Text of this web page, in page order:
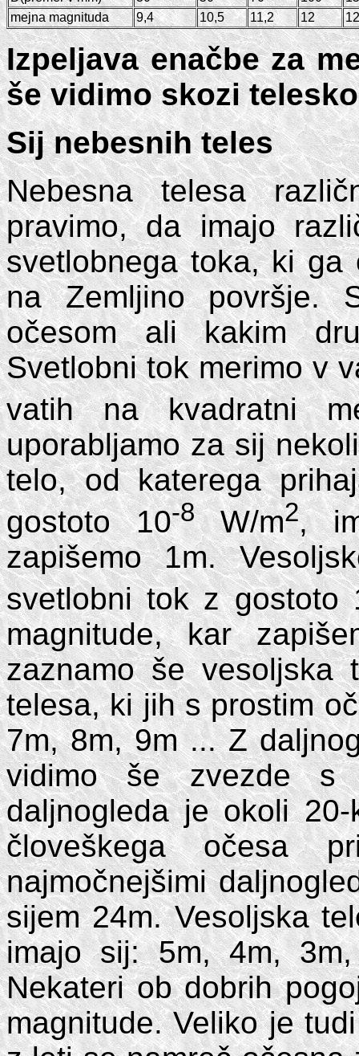
mejna magnituda
9,4 10,5 11,2 12
Izpeljava enačbe za
še vidimo skozi
Sij nebesnih teles
Nebesna telesa
pravimo, da imajo
svetlobnega toka, ki
na Zemljino površje.
očesom ali kakim
Svetlobni tok merimo v
vatih na kvadratni
uporabljamo za sij
telo, od katerega
gostoto 10-8W/m2,
zapišemo 1m.
svetlobni tok z gostoto
magnitude, kar
zaznamo še vesoljska
telesa, ki jih s prostim
7m, 8m, 9m ... Z
vidimo še zvezde s
daljnogleda je okoli
človeškega očesa
najmočnejšimi
sijem 24m. Vesoljska
imajo sij: 5m, 4m,
Nekateri ob dobrih
magnitude. Veliko je